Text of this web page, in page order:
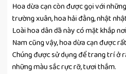
Hoa dừa cạn còn được gọi với
trường xuân, hoa hải đằng, nhật
Loài hoa dân dã này có mặt khắp
Nam cũng vậy, hoa dừa cạn được
Chúng được sử dụng để trang trí ở
những màu sắc rực rỡ, tươi thắm.